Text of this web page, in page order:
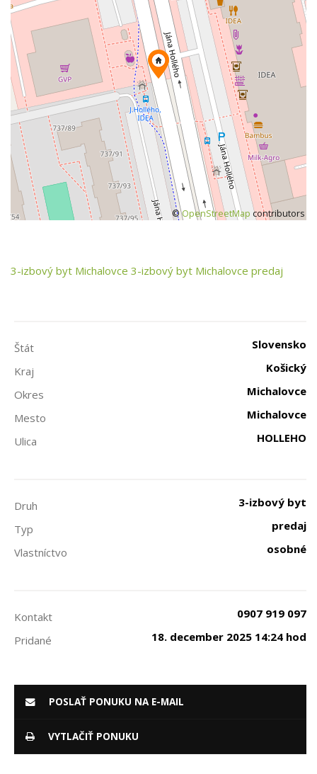
©OpenStreetMap contributors
3-izbový byt Michalovce 3-izbový byt Michalovce predaj
Štát
Slovensko
Kraj
Košický
Okres
Michalovce
Mesto
Michalovce
Ulica
HOLLEHO
Druh
3-izbový byt
Typ
predaj
Vlastníctvo
osobné
Kontakt
0907 919 097
Pridané
18. december 2025 14:24 hod
POSLAŤ PONUKU NA E-MAIL
VYTLAČIŤ PONUKU